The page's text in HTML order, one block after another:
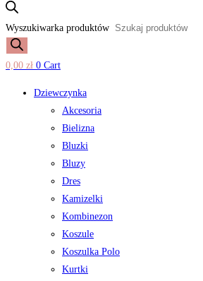
Wyszukiwarka produktów
0,00 zł 0 Cart
Dziewczynka
Akcesoria
Bielizna
Bluzki
Bluzy
Dres
Kamizelki
Kombinezon
Koszule
Koszulka Polo
Kurtki